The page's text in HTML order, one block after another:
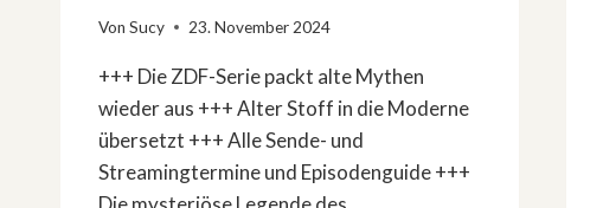
Von Sucy 23. November 2024
+++ Die ZDF-Serie packt alte Mythen
wieder aus +++ Alter Stoff in die Moderne
übersetzt +++ Alle Sende- und
Streamingtermine und Episodenguide +++